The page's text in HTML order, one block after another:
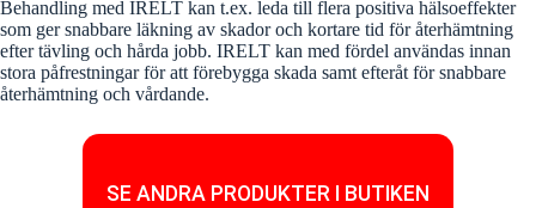
Behandling med IRELT kan t.ex. leda till flera positiva hälsoeffekter
som ger snabbare läkning av skador och kortare tid för återhämtning
efter tävling och hårda jobb. IRELT kan med fördel användas innan
stora påfrestningar för att förebygga skada samt efteråt för snabbare
återhämtning och vårdande.
SE ANDRA PRODUKTER I BUTIKEN